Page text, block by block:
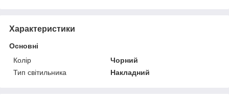
Характеристики
Основні
Колір
Чорний
Тип світильника
Накладний